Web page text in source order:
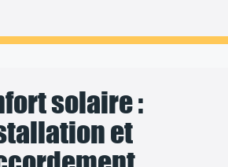
solaire :
et